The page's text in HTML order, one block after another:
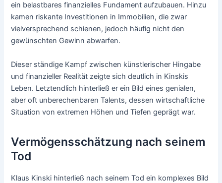
ein belastbares finanzielles Fundament aufzubauen. Hinzu
kamen riskante Investitionen in Immobilien, die zwar
vielversprechend schienen, jedoch häufig nicht den
gewünschten Gewinn abwarfen.
Dieser ständige Kampf zwischen künstlerischer Hingabe
und finanzieller Realität zeigte sich deutlich in Kinskis
Leben. Letztendlich hinterließ er ein Bild eines genialen,
aber oft unberechenbaren Talents, dessen wirtschaftliche
Situation von extremen Höhen und Tiefen geprägt war.
Vermögensschätzung nach seinem
Tod
Klaus Kinski hinterließ nach seinem Tod ein komplexes Bild